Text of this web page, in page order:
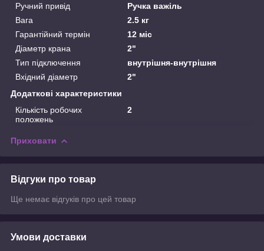
Ручний привід
Ручка важіль
Вага
2.5 кг
Гарантійний термін
12 міс
Діаметр крана
2"
Тип підключення
внутрішня-внутрішня
Вхідний діаметр
2"
Додаткові характеристики
Кількість робочих
положень
2
Приховати
Відгуки про товар
Ще немає відгуків про цей товар
Умови доставки